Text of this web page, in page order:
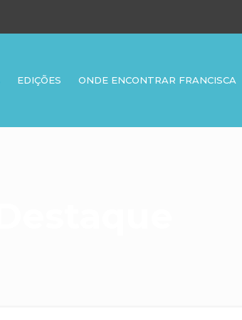
EDIÇÕES ONDE ENCONTRAR FRANCISCA